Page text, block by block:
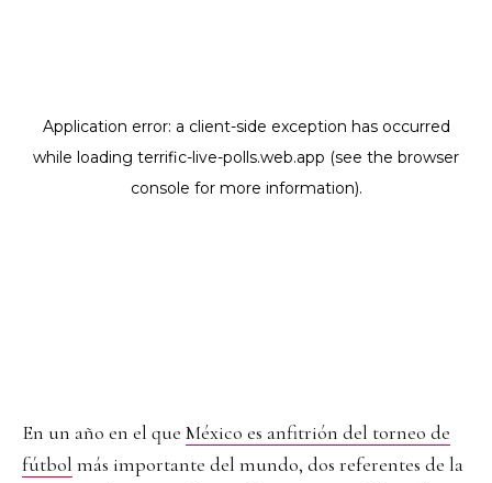
En un año en el que México es anfitrión del torneo de
fútbol más importante del mundo, dos referentes de la